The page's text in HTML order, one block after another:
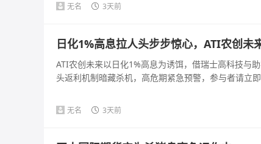
无名 3天前
日化1%高息拉人头步步惊心，ATI农创未
ATI农创未来以日化1%高息为诱饵，借瑞士高科技与
头返利机制暗藏杀机，高危期紧急预警，参与者请立
无名 3天前